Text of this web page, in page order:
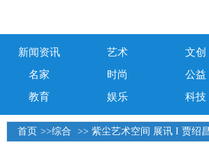
新闻资讯 艺术 文创
名家
时尚 公益
教育
娱乐 科技
首页 >>综合 >> 紫尘艺术空间 展讯 I 贾绍